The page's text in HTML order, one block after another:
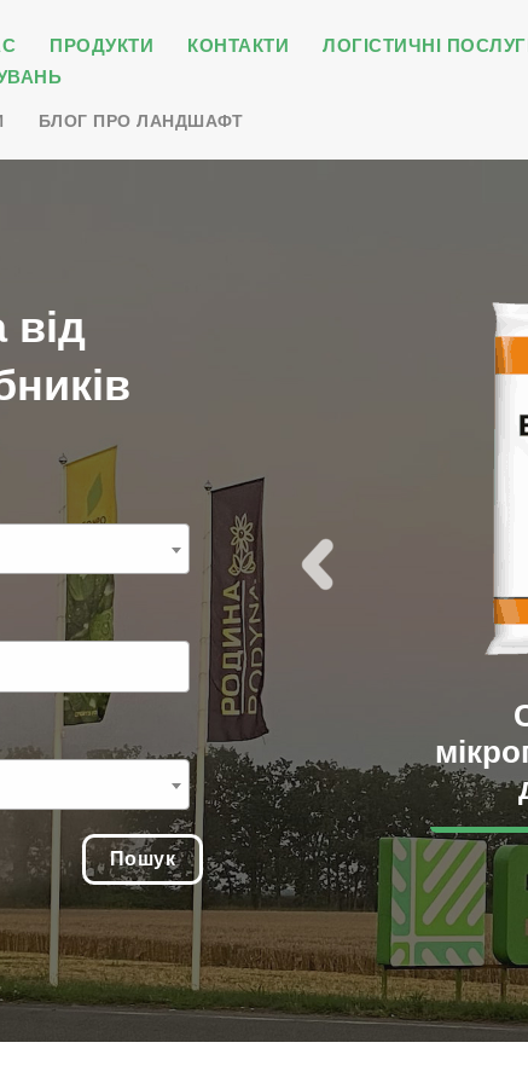
ПРОДУКТИ КОНТАКТИ ЛОГІСТИЧНІ
БЛОГ ПРО ЛАНДШАФТ
від
Пошук
Добрива
для газону